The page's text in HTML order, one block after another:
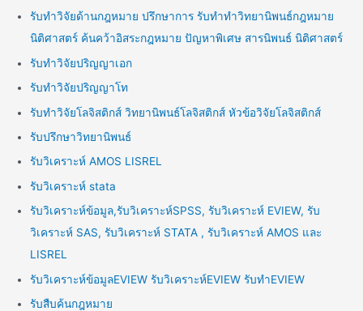
รับทำวิจัยด้านกฎหมาย ปรึกษาการ รับทำทำวิทยานิพนธ์กฎหมาย
นิติศาสตร์ ค้นคว้าอิสระกฎหมาย ปัญหาพิเศษ สารนิพนธ์ นิติศาสตร์
รับทำวิจัยปริญญาเอก
รับทำวิจัยปริญญาโท
รับทำวิจัยโลจิสติกส์ วิทยานิพนธ์โลจิสติกส์ หัวข้อวิจัยโลจิสติกส์
รับปรึกษาวิทยานิพนธ์
รับวิเคราะห์ AMOS LISREL
รับวิเคราะห์ stata
รับวิเคราะห์ข้อมูล,รับวิเคราะห์SPSS, รับวิเคราะห์ EVIEW, รับ
วิเคราะห์ SAS, รับวิเคราะห์ STATA , รับวิเคราะห์ AMOS และ
LISREL
รับวิเคราะห์ข้อมูลEVIEW รับวิเคราะห์EVIEW รับทำEVIEW
รับสืบค้นกฎหมาย